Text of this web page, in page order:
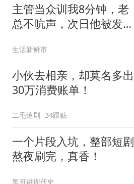
主管当众训我8分钟，老
总不吭声，次日他被发配
生活新鲜市
小伙去相亲，却莫名多出
30万消费账单！
二毛追剧 34跟贴
一个片段入坑，整部短剧
熬夜刷完，真香！
黑哥讲现代史